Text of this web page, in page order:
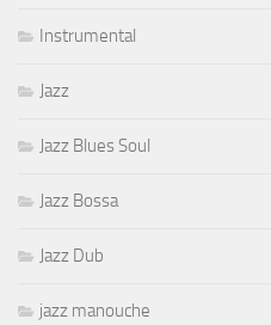
Instrumental
Jazz
Jazz Blues Soul
Jazz Bossa
Jazz Dub
jazz manouche